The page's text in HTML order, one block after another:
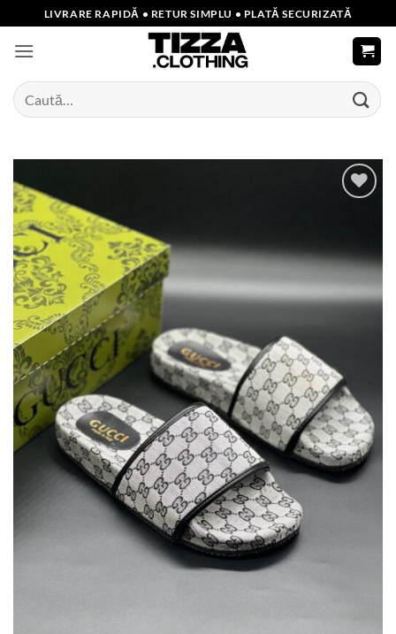
to
content
LIVRARE RAPIDĂ • RETUR SIMPLU • PLATĂ SECURIZATĂ
Caută
după: